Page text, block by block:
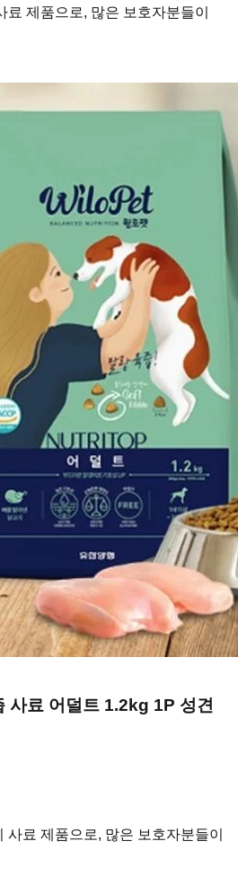
료 제품으로, 많은 보호자분들이
사료 어덜트 1.2kg 1P 성견
사료 제품으로, 많은 보호자분들이